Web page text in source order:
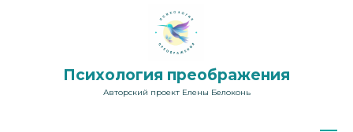
Психология преображения
Авторский проект Елены Белоконь